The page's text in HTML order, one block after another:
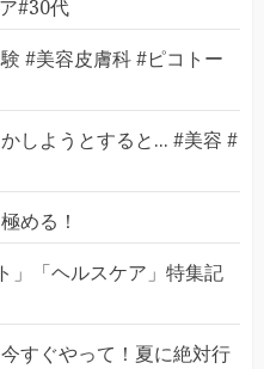
#30代
#美容皮膚科 #ピコトー
しようとすると... #美容 #
める！
「ヘルスケア」特集記
すぐやって！夏に絶対行